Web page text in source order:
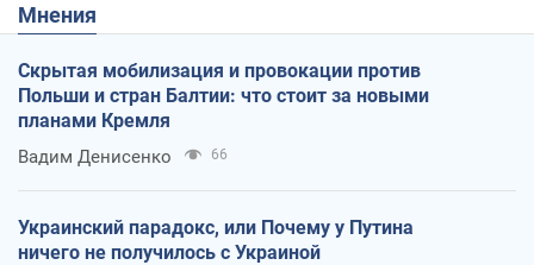
Мнения
Скрытая мобилизация и провокации против
Польши и стран Балтии: что стоит за новыми
планами Кремля
Вадим Денисенко 66
Украинский парадокс, или Почему у Путина
ничего не получилось с Украиной